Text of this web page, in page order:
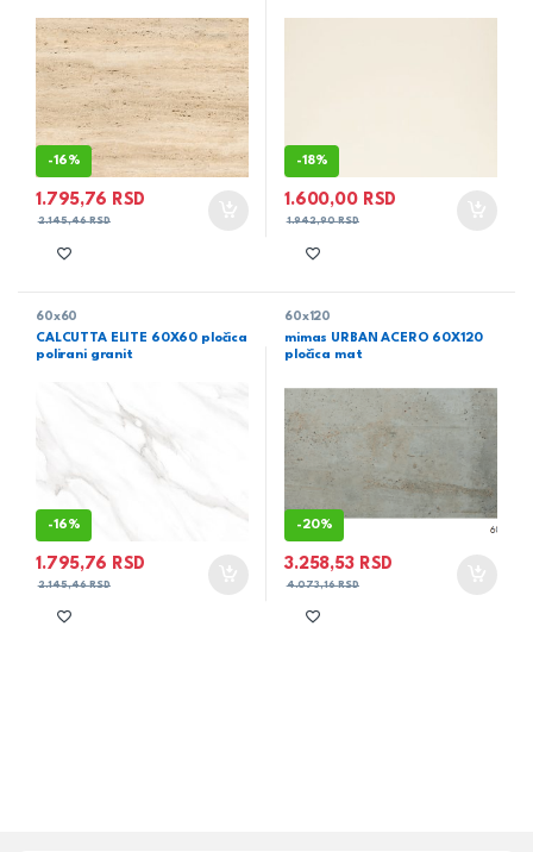
-16%
1.795,76 RSD
2.145,46RSD
-18%
1.600,00 RSD
1.942,90RSD
60x60
CALCUTTA ELITE 60X60 pločica
polirani granit
-16%
1.795,76 RSD
2.145,46RSD
60x120
mimas URBAN ACERO 60X120
pločica mat
-20%
3.258,53 RSD
4.073,16RSD